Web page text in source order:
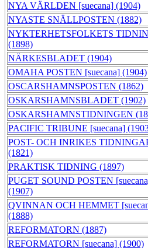
NYA VÄRLDEN [suecana] (1904)
NYASTE SNÄLLPOSTEN (1882)
NYKTERHETSFOLKETS
(1898)
NÄRKESBLADET (1904)
OMAHA POSTEN [suecana] (1904)
OSCARSHAMNSPOSTEN (1862)
OSKARSHAMNSBLADET (1902)
OSKARSHAMNSTIDNINGEN
PACIFIC TRIBUNE [suecana]
POST- OCH INRIKES
(1821)
PRAKTISK TIDNING (1897)
PUGET SOUND POSTEN
(1907)
QVINNAN OCH HEMMET
(1888)
REFORMATORN (1887)
REFORMATORN [suecana] (1900)